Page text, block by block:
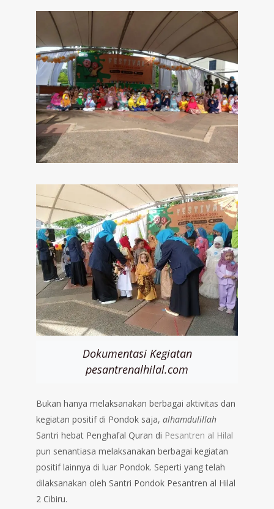
Dokumentasi Kegiatan
pesantrenalhilal.com
Bukan hanya melaksanakan berbagai aktivitas dan
kegiatan positif di Pondok saja, alhamdulillah
Santri hebat Penghafal Quran di Pesantren al Hilal
pun senantiasa melaksanakan berbagai kegiatan
positif lainnya di luar Pondok. Seperti yang telah
dilaksanakan oleh Santri Pondok Pesantren al Hilal
2 Cibiru.